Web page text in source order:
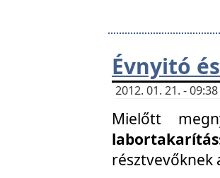
Évnyitó
2012. 01. 21. -
Mielőtt
labortakarítás
résztvevőknek